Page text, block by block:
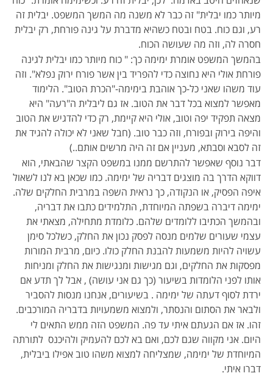
מיותר כמו יבלית" זה כבר לא משנה מה המשך המשפט. יבלית זה
רע, וגם כוח. בטח ובטח כשהיא מדברת על גינה פורחת, רק יבלית
חסרה לה, וזה מה שעושה הכוח.
בהמשך המשפט אומרת ימימה כך: " כוח מיותר כמו יבלית לגינה
פורחת אולי היא נחוצה כדי להפריד בין אשר פורח ירוק נפלא". וזה
עוד משהו שאני כל-כך אוהבת בימימה-"הכרת הטוב". הלימוד
מאפשר למצוא בכל דבר את הטוב. אז גם ליבלית ה"רעה" היא
מצאה תפקיד יפה וטוב, אולי היא קיימת, רק כדי להדגיש את הטוב
והיפה בירוק ובפורח, וזה כבר טוב. (חבל שאני לא יכולה להגיד את
זה לסבא וסבתא, מעניין אם זה היה מרשים אותם..)
דבר נוסף שאפשר להתרשם ממנו במשפט הקצר שהבאתי, הוא
דווקא הדרך בה מוצגים דבריה של ימימה. כמו שכאן בא לנו לשאול
איפה הפסיק, או הנקודה, כך נראית השפה במרבית החלקים שלה.
ימימה דיברה בשפתה המיוחדת, התלמידים כתבו את דבריה,
ובהמשך הכתיבו ללומדים שלהם. כלומדת מתחילה, מצאתי את
עצמי שעורים שלמים מנסה לפסק נכון את החלק, כשלכל סימן
עשויה להיות משמעות להבנת החלק כולו. כיום, מרבית המורות
מפסקות את החלקים, וגם מגישות ומנגישות את החלק ומניחות
אותו לפני הלומדות בשיעור (כך גם אני עושה) , אבל לך תדע אם
ירדת לסוף דעתה של ימימה . בשיעורים, אנחנו מנסות להסביר
ולבאר את הסתום והנסתר, ולמצוא משמעויות בדבריה המורכבים.
זהו. אז אם הגעתם איתי עד פה. המשפט הזה ממש התאים לי
היום. אני מקווה שגם לכם, ואם בא לכם להעמיק ולהיכנס לתורתה
המיוחדת של ימימה, שמצליחה למצוא משהו טוב אפילו ביבלית,
דברו איתי.